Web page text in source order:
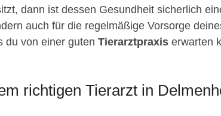
dann ist dessen Gesundheit sicherlich
auch für die regelmäßige Vorsorge
du von einer guten Tierarztpraxis erwarten
richtigen Tierarzt in